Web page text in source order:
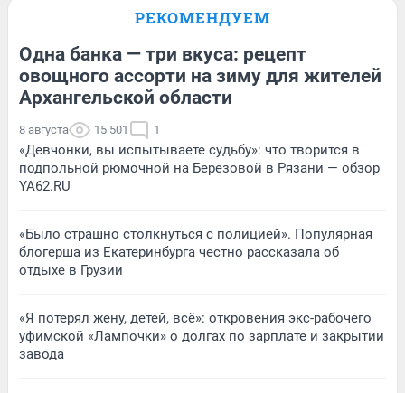
РЕКОМЕНДУЕМ
Одна банка — три вкуса: рецепт
овощного ассорти на зиму для жителей
Архангельской области
8 августа 15 501 1
«Девчонки, вы испытываете судьбу»: что творится в
подпольной рюмочной на Березовой в Рязани — обзор
YA62.RU
«Было страшно столкнуться с полицией». Популярная
блогерша из Екатеринбурга честно рассказала об
отдыхе в Грузии
«Я потерял жену, детей, всё»: откровения экс-рабочего
уфимской «Лампочки» о долгах по зарплате и закрытии
завода